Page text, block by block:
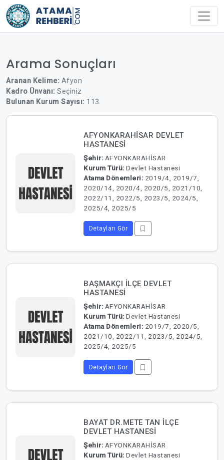
Arama Sonuçları
Aranan Kelime: Afyon
Kadro Ünvanı: Seçiniz
Bulunan Kurum Sayısı: 113
AFYONKARAHİSAR DEVLET
HASTANESİ
Şehir: AFYONKARAHİSAR
Kurum Türü: Devlet Hastanesi
Atama Dönemleri: 2019/4, 2019/7,
2020/14, 2020/4, 2020/5, 2021/10,
2022/11, 2022/5, 2023/5, 2024/5,
2025/4, 2025/5
Detayları Gör
BAŞMAKÇI İLÇE DEVLET
HASTANESİ
Şehir: AFYONKARAHİSAR
Kurum Türü: Devlet Hastanesi
Atama Dönemleri: 2019/7, 2020/5,
2021/10, 2022/11, 2023/5, 2024/5,
2025/4, 2025/5
Detayları Gör
BAYAT DR.METE TAN İLÇE
DEVLET HASTANESİ
Şehir: AFYONKARAHİSAR
Kurum Türü: Devlet Hastanesi